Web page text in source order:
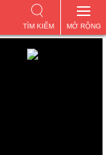
MỞ RỘNG
TÌM KIẾM